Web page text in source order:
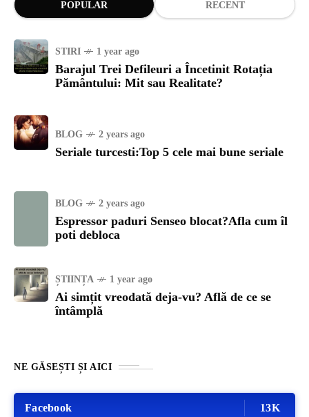
POPULAR RECENT
STIRI 1 year ago
Barajul Trei Defileuri a Încetinit Rotația
Pământului: Mit sau Realitate?
BLOG 2 years ago
Seriale turcesti:Top 5 cele mai bune seriale
BLOG 2 years ago
Espressor paduri Senseo blocat?Afla cum îl
poti debloca
ȘTIINȚA 1 year ago
Ai simțit vreodată deja-vu? Află de ce se
întâmplă
NE GĂSEȘTI ȘI AICI
Facebook 13K